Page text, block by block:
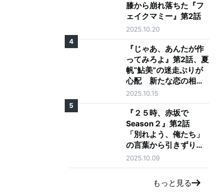
膝から崩れ落ちた『フ
ェイクマミー』第2話
2025.10.20
4
『じゃあ、あんたが作
ってみろよ』第2話、夏
帆“鮎美”の迷走ぶりが
心配 新たな恋の相手
に「大丈夫そう？」の
声も
2025.10.15
5
『２５時、赤坂で
Season２』第2話
「別れよう、俺たち」
の言葉から引きずり出
される駒木根葵汰"羽
山"と新原泰佑"白崎"の
2025.10.09
もっと見る